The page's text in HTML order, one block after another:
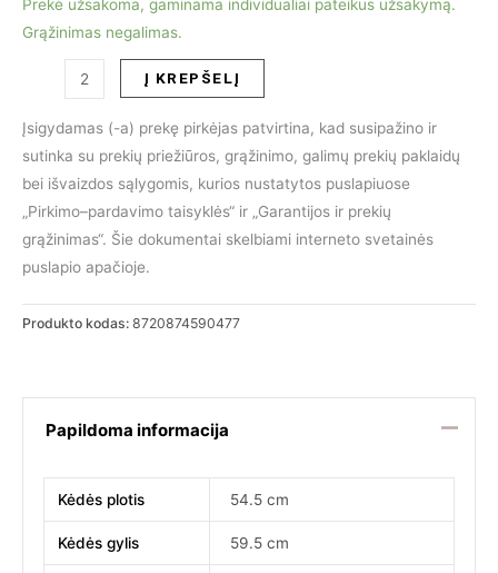
Prekė užsakoma, gaminama individualiai pateikus užsakymą.
Grąžinimas negalimas.
produkto
Valgomojo
kėdė
Oasis
230146
Į KREPŠELĮ
Įsigydamas (-a) prekę pirkėjas patvirtina, kad susipažino ir
sutinka su prekių priežiūros, grąžinimo, galimų prekių paklaidų
bei išvaizdos sąlygomis, kurios nustatytos puslapiuose
„Pirkimo–pardavimo taisyklės“ ir „Garantijos ir prekių
grąžinimas“. Šie dokumentai skelbiami interneto svetainės
puslapio apačioje.
Produkto kodas: 8720874590477
Papildoma informacija
Kėdės plotis 54.5 cm
Kėdės gylis 59.5 cm